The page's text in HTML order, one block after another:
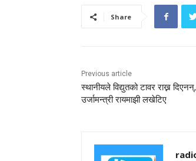
Share
Previous article
स्थानीयले विद्युतको टावर राख्न
उर्जामन्त्री रायमाझी लखेटिए